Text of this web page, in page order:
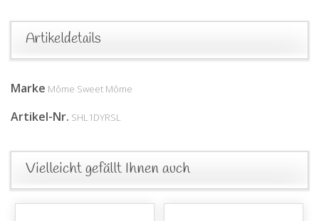
Artikeldetails
Marke Môme Sweet Môme
Artikel-Nr. SHL1DYRSL
Vielleicht gefällt Ihnen auch